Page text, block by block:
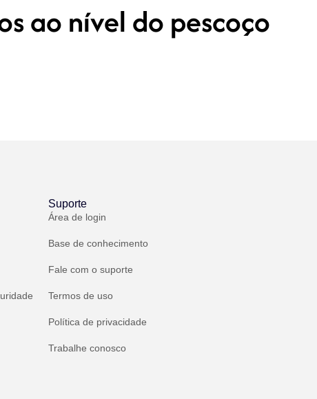
ao nível do pescoço
Suporte
Área de login
Base de conhecimento
Fale com o suporte
Termos de uso
Política de privacidade
Trabalhe conosco